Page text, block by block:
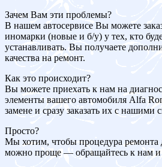
Зачем Вам эти проблемы?
В нашем автосервисе Вы можете
иномарки (новые и б/у) у тех, кто
устанавливать. Вы получаете
качества на ремонт.
Как это происходит?
Вы можете приехать к нам на
элементы вашего автомобиля Alfa
замене и сразу заказать их с нашими
Просто?
Мы хотим, чтобы процедура ремонта
можно проще — обращайтесь к нам и